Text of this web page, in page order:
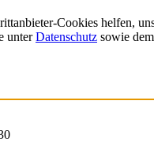
Cookies helfen,
unterDatenschutz sowie dem